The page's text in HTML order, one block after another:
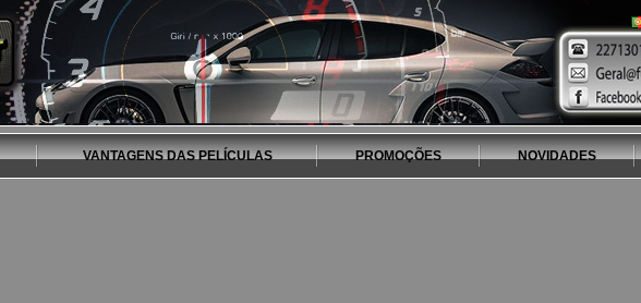
VANTAGENS DAS PELÍCULAS PROMOÇÕES NOVIDADES